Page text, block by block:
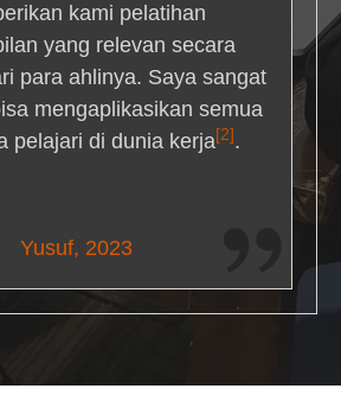
kami pelatihan
yang relevan secara
para ahlinya. Saya sangat
mengaplikasikan semua
pelajari di dunia kerja[2] .
Yusuf, 2023